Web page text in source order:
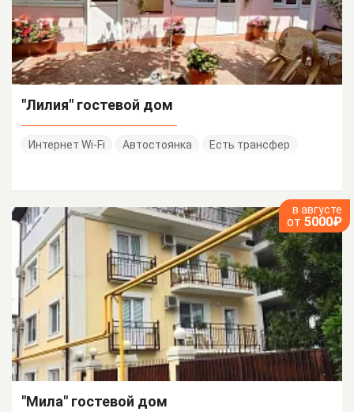
"Лилия" гостевой дом
Интернет Wi-Fi Автостоянка Есть трансфер
в августе
от 5000₽
"Мила" гостевой дом